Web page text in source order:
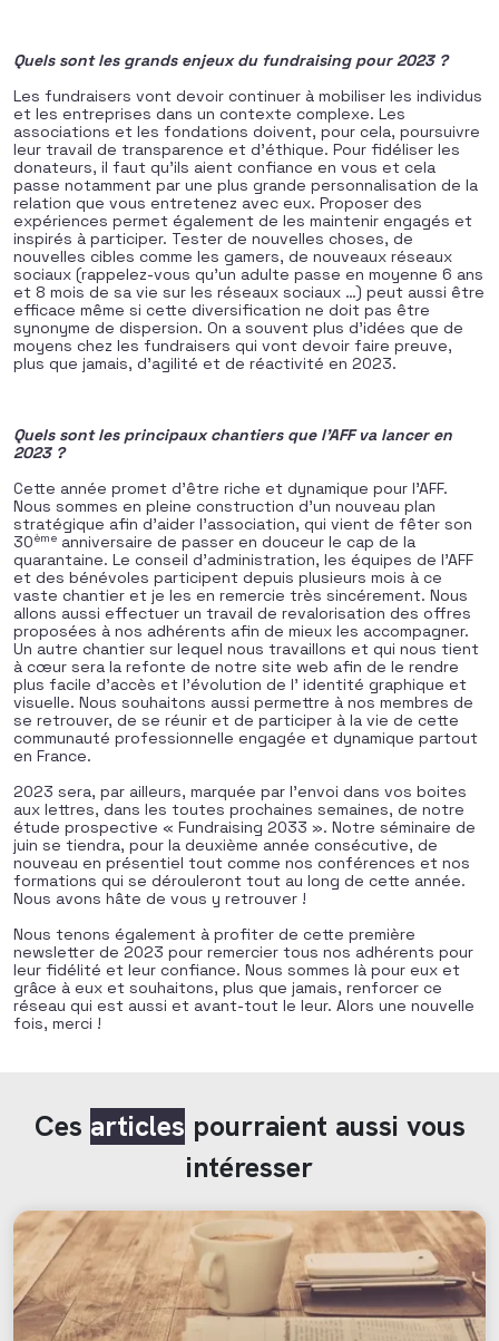
Quels sont les grands enjeux du fundraising pour 2023 ?
Les fundraisers vont devoir continuer à mobiliser les individus
et les entreprises dans un contexte complexe. Les
associations et les fondations doivent, pour cela, poursuivre
leur travail de transparence et d’éthique. Pour fidéliser les
donateurs, il faut qu’ils aient confiance en vous et cela
passe notamment par une plus grande personnalisation de la
relation que vous entretenez avec eux. Proposer des
expériences permet également de les maintenir engagés et
inspirés à participer. Tester de nouvelles choses, de
nouvelles cibles comme les gamers, de nouveaux réseaux
sociaux (rappelez-vous qu’un adulte passe en moyenne 6 ans
et 8 mois de sa vie sur les réseaux sociaux …) peut aussi être
efficace même si cette diversification ne doit pas être
synonyme de dispersion. On a souvent plus d’idées que de
moyens chez les fundraisers qui vont devoir faire preuve,
plus que jamais, d’agilité et de réactivité en 2023.
Quels sont les principaux chantiers que l’AFF va lancer en
2023 ?
Cette année promet d’être riche et dynamique pour l’AFF.
Nous sommes en pleine construction d’un nouveau plan
stratégique afin d’aider l’association, qui vient de fêter son
30ème anniversaire de passer en douceur le cap de la
quarantaine. Le conseil d’administration, les équipes de l’AFF
et des bénévoles participent depuis plusieurs mois à ce
vaste chantier et je les en remercie très sincérement. Nous
allons aussi effectuer un travail de revalorisation des offres
proposées à nos adhérents afin de mieux les accompagner.
Un autre chantier sur lequel nous travaillons et qui nous tient
à cœur sera la refonte de notre site web afin de le rendre
plus facile d’accès et l’évolution de l’ identité graphique et
visuelle. Nous souhaitons aussi permettre à nos membres de
se retrouver, de se réunir et de participer à la vie de cette
communauté professionnelle engagée et dynamique partout
en France.
2023 sera, par ailleurs, marquée par l’envoi dans vos boites
aux lettres, dans les toutes prochaines semaines, de notre
étude prospective « Fundraising 2033 ». Notre séminaire de
juin se tiendra, pour la deuxième année consécutive, de
nouveau en présentiel tout comme nos conférences et nos
formations qui se dérouleront tout au long de cette année.
Nous avons hâte de vous y retrouver !
Nous tenons également à profiter de cette première
newsletter de 2023 pour remercier tous nos adhérents pour
leur fidélité et leur confiance. Nous sommes là pour eux et
grâce à eux et souhaitons, plus que jamais, renforcer ce
réseau qui est aussi et avant-tout le leur. Alors une nouvelle
fois, merci !
Ces articles pourraient aussi vous
intéresser